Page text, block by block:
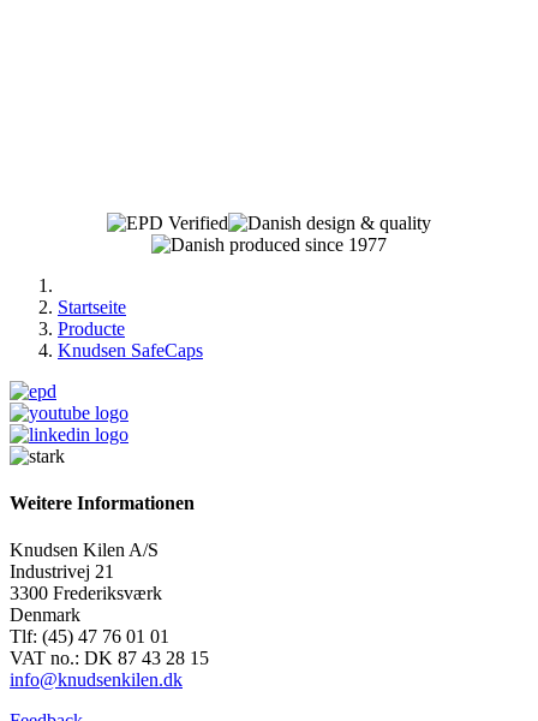
Startseite
Producte
Knudsen SafeCaps
Weitere Informationen
Knudsen Kilen A/S
Industrivej 21
3300 Frederiksværk
Denmark
Tlf: (45) 47 76 01 01
VAT no.: DK 87 43 28 15
info@knudsenkilen.dk